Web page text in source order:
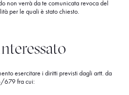
non verrà da te comunicata revoca del
per le quali è stato chiesto.
esercitare i diritti previsti dagli artt. da
679 fra cui: